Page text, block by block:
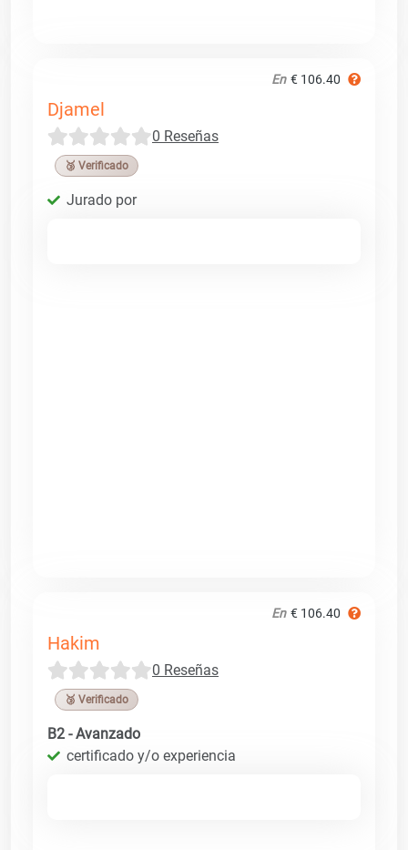
En € 106.40
Djamel
0 Reseñas
🥉 Verificado
Jurado por
En € 106.40
Hakim
0 Reseñas
🥉 Verificado
B2 - Avanzado
certificado y/o experiencia